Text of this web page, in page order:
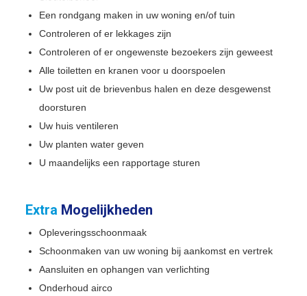
Een rondgang maken in uw woning en/of tuin
Controleren of er lekkages zijn
Controleren of er ongewenste bezoekers zijn geweest
Alle toiletten en kranen voor u doorspoelen
Uw post uit de brievenbus halen en deze desgewenst
doorsturen
Uw huis ventileren
Uw planten water geven
U maandelijks een rapportage sturen
Extra Mogelijkheden
Opleveringsschoonmaak
Schoonmaken van uw woning bij aankomst en vertrek
Aansluiten en ophangen van verlichting
Onderhoud airco